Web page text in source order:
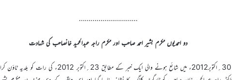
…………………………
دو احمدیوں مکرم بشیر احمد صاحب اور مکرم راجہ عبدالحمید خانصاحب کی شہادت
روزنامہ ’’الفضل‘‘ ربوہ 30؍اکتوبر2012ء میں شائع ہونے والی ایک خبر